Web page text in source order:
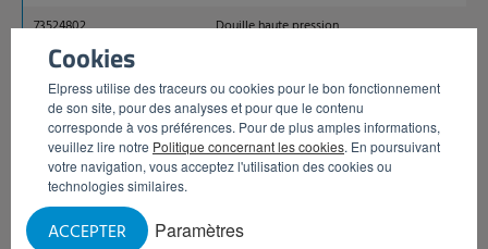
Cookies
Elpress utilise des traceurs ou cookies pour le bon fonctionnement
de son site, pour des analyses et pour que le contenu
corresponde à vos préférences. Pour de plus amples informations,
veuillez lire notre Politique concernant les cookies. En poursuivant
votre navigation, vous acceptez l'utilisation des cookies ou
technologies similaires.
Paramètres
ACCEPTER
73524802
Douille haute pression
73524804
73524805
Douille haute pression
73524807
Douille haute pression
73524808
73524809
Douille haute pression